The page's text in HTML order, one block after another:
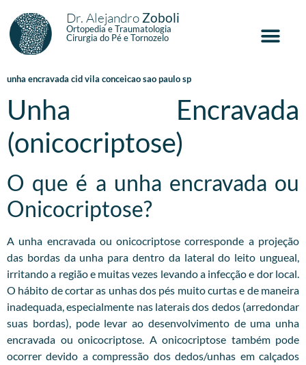
Dr. Alejandro Zoboli
Ortopedia e Traumatologia
Cirurgia do Pé e Tornozelo
unha encravada cid vila conceicao sao paulo sp
Unha Encravada
(onicocriptose)
O que é a unha encravada ou
Onicocriptose?
A unha encravada ou onicocriptose corresponde a projeção
das bordas da unha para dentro da lateral do leito ungueal,
irritando a região e muitas vezes levando a infecção e dor local.
O hábito de cortar as unhas dos pés muito curtas e de maneira
inadequada, especialmente nas laterais dos dedos (arredondar
suas bordas), pode levar ao desenvolvimento de uma unha
encravada ou onicocriptose. A onicocriptose também pode
ocorrer devido a compressão dos dedos/unhas em calçados